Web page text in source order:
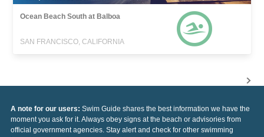
Ocean Beach South at Balboa
SAN FRANCISCO, CALIFORNIA
A note for our users: Swim Guide shares the best information we have the
moment you ask for it. Always obey signs at the beach or advisories from
official government agencies. Stay alert and check for other swimming